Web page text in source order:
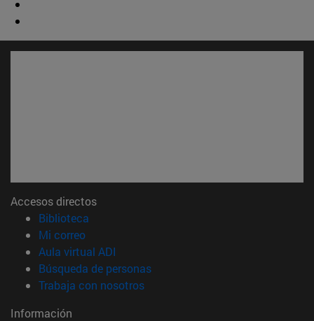
Accesos directos
Biblioteca
Mi correo(abre en nueva ventana)
Aula virtual ADI
Búsqueda de personas(abre en nueva ventana)
Trabaja con nosotros(abre en nueva ventana)
Información